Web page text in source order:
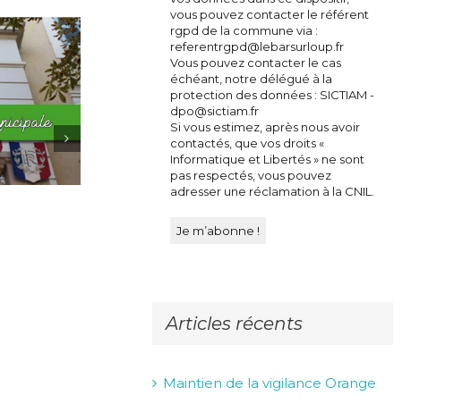
vous pouvez contacter le référent
rgpd de la commune via :
referentrgpd@lebarsurloup.fr
Vous pouvez contacter le cas
échéant, notre délégué à la
protection des données : SICTIAM -
dpo@sictiam.fr
Si vous estimez, après nous avoir
contactés, que vos droits «
Informatique et Libertés » ne sont
pas respectés, vous pouvez
adresser une réclamation à la CNIL.
Articles récents
Maintien de la vigilance Orange